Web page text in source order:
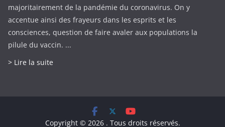
majoritairement de la pandémie du coronavirus. On y
accentue ainsi des frayeurs dans les esprits et les
consciences, question de faire avaler aux populations la
pilule du vaccin. ...
> Lire la suite
Copyright © 2026 . Tous droits réservés.